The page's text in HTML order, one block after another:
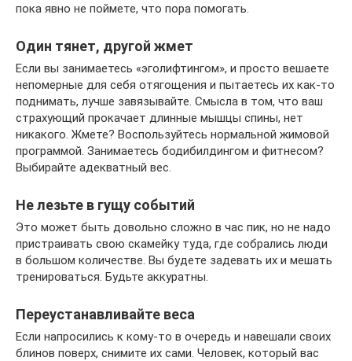
пока явно не поймете, что пора помогать.
Один тянет, другой жмет
Если вы занимаетесь «эголифтингом», и просто вешаете
непомерные для себя отягощения и пытаетесь их как-то
поднимать, лучше завязывайте. Смысла в том, что ваш
страхующий прокачает длинные мышцы спины, нет
никакого. Жмете? Воспользуйтесь нормальной жимовой
программой. Занимаетесь бодибилдингом и фитнесом?
Выбирайте адекватный вес.
Не лезьте в гущу событий
Это может быть довольно сложно в час пик, но не надо
пристраивать свою скамейку туда, где собрались люди
в большом количестве. Вы будете задевать их и мешать
тренироваться. Будьте аккуратны.
Переустанавливайте веса
Если напросились к кому-то в очередь и навешали своих
блинов поверх, снимите их сами. Человек, который вас